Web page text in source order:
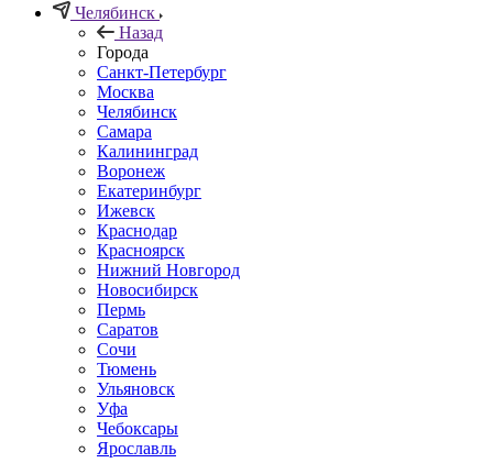
Челябинск
Назад
Города
Санкт-Петербург
Москва
Челябинск
Самара
Калининград
Воронеж
Екатеринбург
Ижевск
Краснодар
Красноярск
Нижний Новгород
Новосибирск
Пермь
Саратов
Сочи
Тюмень
Ульяновск
Уфа
Чебоксары
Ярославль